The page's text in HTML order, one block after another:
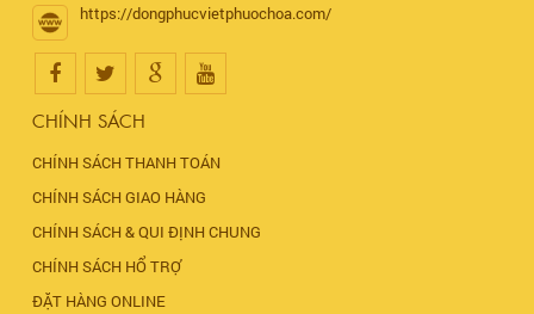
https://dongphucvietphuochoa.com/
CHÍNH SÁCH
CHÍNH SÁCH THANH TOÁN
CHÍNH SÁCH GIAO HÀNG
CHÍNH SÁCH & QUI ĐỊNH CHUNG
CHÍNH SÁCH HỔ TRỢ
ĐẶT HÀNG ONLINE